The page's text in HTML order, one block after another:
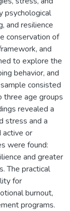
psychological
and resilience
conservation of
and
to explore the
behavior, and
consisted
age groups
revealed a
stress and a
active or
were found:
and greater
The practical
for
burnout,
programs.